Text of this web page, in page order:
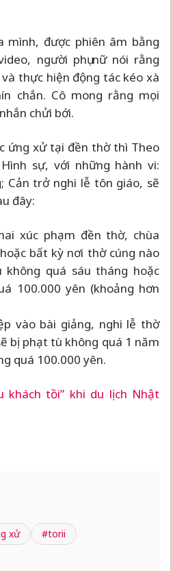
mình, được phiên âm bằng
người phụ nữ nói rằng
thực hiện động tác kéo xà
chắn. Cô mong rằng mọi
chửi bới.
ứng xử tại đền thờ thì Theo
sự, với những hành vi:
Cản trở nghi lễ tôn giáo, sẽ
đây:
xúc phạm đền thờ, chùa
bất kỳ nơi thờ cúng nào
quá sáu tháng hoặc
100.000 yên (khoảng hơn
vào bài giảng, nghi lễ thờ
bị phạt tù không quá 1 năm
quá 100.000 yên.
khách tồi” khi du lịch Nhật
xử #torii